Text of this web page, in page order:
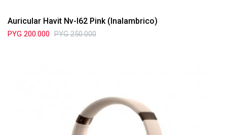
Auricular Havit Nv-I62 Pink (Inalambrico)
PYG 200.000 PYG 250.000